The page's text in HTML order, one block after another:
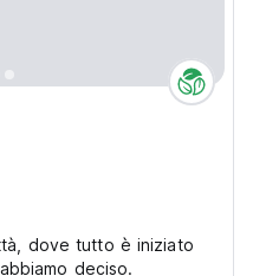
dove tutto è iniziato
deciso.